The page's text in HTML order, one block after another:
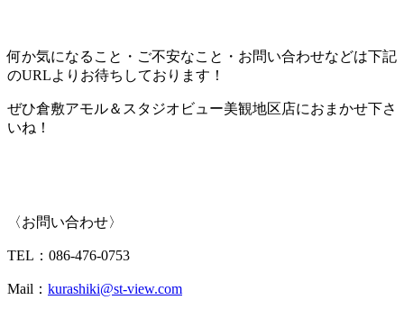
何か気になること・ご不安なこと・お問い合わせなどは下記
のURLよりお待ちしております！
ぜひ倉敷アモル＆スタジオビュー美観地区店におまかせ下さ
いね！
〈お問い合わせ〉
TEL：086-476-0753
Mail： kurashiki@st-view.com